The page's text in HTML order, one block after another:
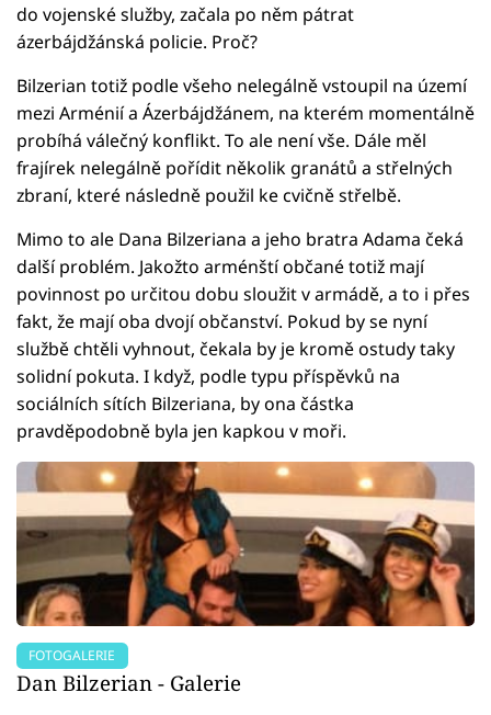
do vojenské služby, začala po něm pátrat
ázerbájdžánská policie. Proč?
Bilzerian totiž podle všeho nelegálně vstoupil na území
mezi Arménií a Ázerbájdžánem, na kterém momentálně
probíhá válečný konflikt. To ale není vše. Dále měl
frajírek nelegálně pořídit několik granátů a střelných
zbraní, které následně použil ke cvičně střelbě.
Mimo to ale Dana Bilzeriana a jeho bratra Adama čeká
další problém. Jakožto arménští občané totiž mají
povinnost po určitou dobu sloužit v armádě, a to i přes
fakt, že mají oba dvojí občanství. Pokud by se nyní
službě chtěli vyhnout, čekala by je kromě ostudy taky
solidní pokuta. I když, podle typu příspěvků na
sociálních sítích Bilzeriana, by ona částka
pravděpodobně byla jen kapkou v moři.
FOTOGALERIE
Dan Bilzerian - Galerie